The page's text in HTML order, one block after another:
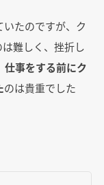
たのですが、ク
難しく、挫折し
仕事をする前にク
のは貴重でした